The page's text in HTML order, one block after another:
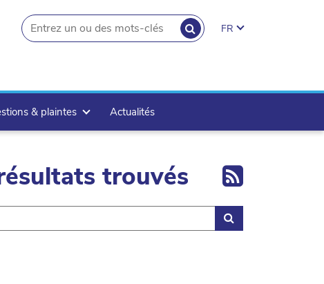
RECHERCHER
search.button
FR
& plaintes Actualités
trouvés Export